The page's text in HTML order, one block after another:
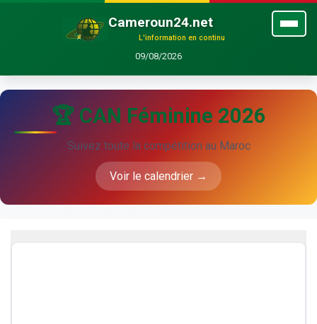
Cameroun24.net
L'information en continu
09/08/2026
🏆 CAN Féminine 2026
Suivez toute la compétition au Maroc
Voir le calendrier →